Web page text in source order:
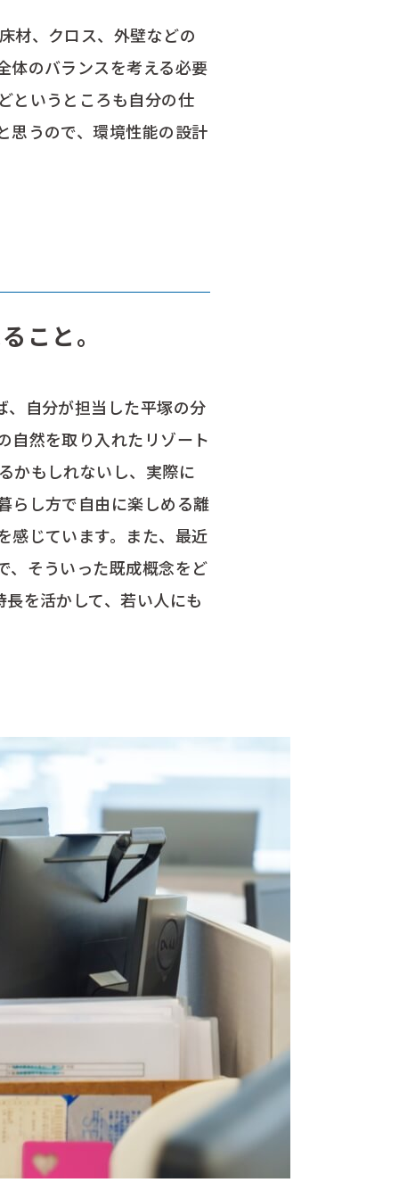
材、クロス、外壁などの
体のバランスを考える必要
というところも自分の仕
思うので、環境性能の設計
こと。
、自分が担当した平塚の分
自然を取り入れたリゾート
かもしれないし、実際に
らし方で自由に楽しめる離
感じています。また、最近
、そういった既成概念をど
を活かして、若い人にも